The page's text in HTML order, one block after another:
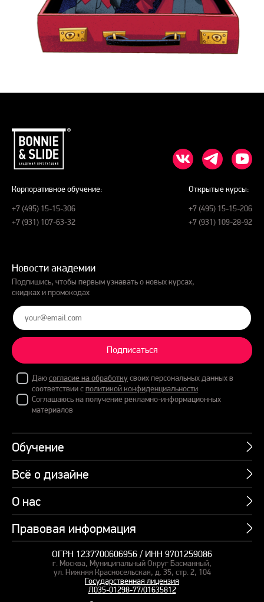
Корпоративное обучение:
+7 (495) 15-15-306
+7 (931) 107-63-32
Открытые курсы:
+7 (495) 15-15-206
+7 (931) 109-28-92
Новости академии
Подпишись, чтобы первым узнавать о новых курсах,
скидках и промокодах
Подписаться
Даюсогласие на обработкусвоих персональных данных в
соответствии сполитикой конфиденциальности
Соглашаюсь на получение рекламно-информационных
материалов
Обучение
Курсы
Пакетные предложения
Профессии
Подарочные сертификаты
Корпоративное обучение
Курсы для сотрудников
Пакетные предложения
Всё о дизайне
Учебник по презентациям
Банк слайдов
Вебинары
Студия дизайна
Заказать презентацию
О нас
Об академии
СМИ о нас
Правовая информация
Карта сайта
Оферта и лицензия
ОГРН 1237700606956 / ИНН 9701259086
г. Москва, Муниципальный Округ Басманный,
ул. Нижняя Красносельская, д. 35, стр. 2, 104
Государственная лицензия
Л035-01298-77/01635812